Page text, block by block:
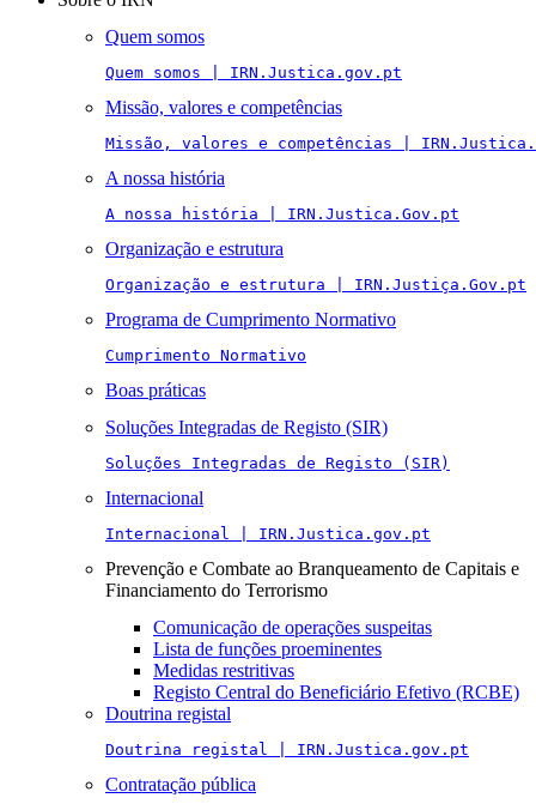
Quem somos
Quem somos | IRN.Justica.gov.pt
Missão, valores e competências
Missão, valores e competências |
A nossa história
A nossa história | IRN.Justica.Gov.pt
Organização e estrutura
Organização e estrutura | IRN.Justiça.Gov.pt
Programa de Cumprimento Normativo
Cumprimento Normativo
Boas práticas
Soluções Integradas de Registo (SIR)
Soluções Integradas de Registo (SIR)
Internacional
Internacional | IRN.Justica.gov.pt
Prevenção e Combate ao Branqueamento de Capitais e
Financiamento do Terrorismo
Comunicação de operações suspeitas
Lista de funções proeminentes
Medidas restritivas
Registo Central do Beneficiário Efetivo (RCBE)
Doutrina registal
Doutrina registal | IRN.Justica.gov.pt
Contratação pública